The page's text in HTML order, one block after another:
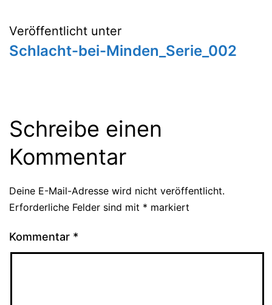
Beitragsnavigation
Veröffentlicht unter
Schlacht-bei-Minden_Serie_002
Schreibe einen
Kommentar
Deine E-Mail-Adresse wird nicht veröffentlicht.
Erforderliche Felder sind mit * markiert
Kommentar *